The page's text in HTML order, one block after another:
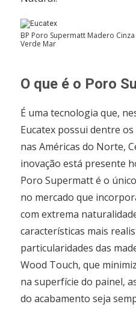
BP Poro Supermatt Madero
Verde Mar
O que é o Poro
É uma tecnologia que,
Eucatex possui dentre
nas Américas do Norte,
inovação está presente
Poro Supermatt é o
no mercado que
com extrema
características mais
particularidades das
Wood Touch, que
na superfície do painel,
do acabamento seja